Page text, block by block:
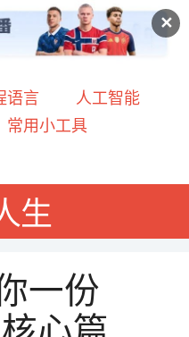
✕
语言
人工智能
常用小工具
生
一份